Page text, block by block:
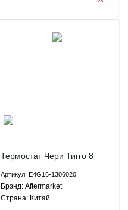
Термостат Чери Тигго 8
E4G16-1306020
Артикул: E4G16-1306020
Брэнд: Aftermarket
Страна: Китай